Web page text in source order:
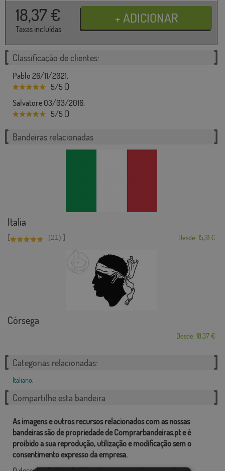
18,37 €
Taxas incluídas
Classificação de clientes:
Pablo 26/11/2021.
5/5 ()
Salvatore 03/03/2016.
5/5 ()
Bandeiras relacionadas
Italia
[ (21) ] Desde: 15,31 €
Córsega
Desde: 18,37 €
Categorias relacionadas:
Italiano,
Compartilhe esta bandeira
As imagens e outros recursos relacionados com as nossas
bandeiras são de propriedade de Comprarbandeiras.pt e é
proibido a sua reprodução, utilização e modificação sem o
consentimento expresso da empresa.